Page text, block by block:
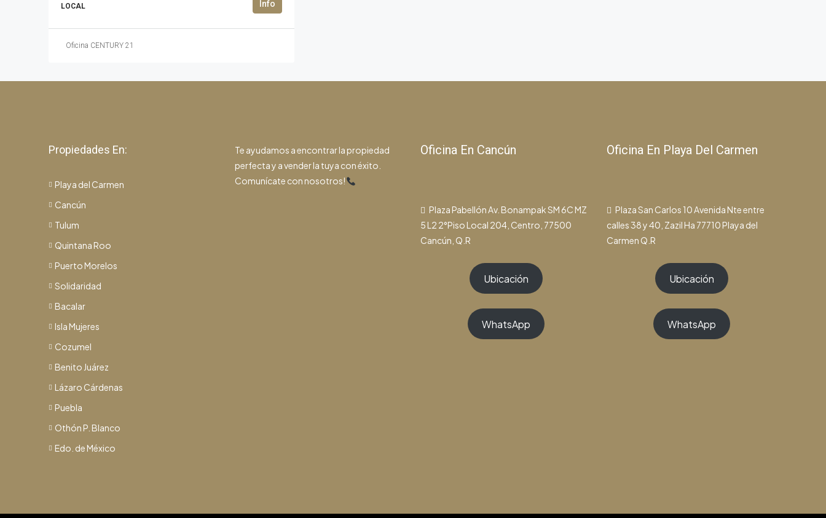
LOCAL
Oficina CENTURY 21
Propiedades En:
Playa del Carmen
Cancún
Tulum
Quintana Roo
Puerto Morelos
Solidaridad
Bacalar
Isla Mujeres
Cozumel
Benito Juárez
Lázaro Cárdenas
Puebla
Othón P. Blanco
Edo. de México
Te ayudamos a encontrar la propiedad
perfecta y a vender la tuya con éxito.
Comunícate con nosotros!
Oficina En Cancún
Plaza Pabellón Av. Bonampak SM 6C MZ
5 L2 2°Piso Local 204, Centro, 77500
Cancún, Q.R
Ubicación
WhatsApp
Oficina En Playa Del Carmen
Plaza San Carlos 10 Avenida Nte entre
calles 38 y 40, Zazil Ha 77710 Playa del
Carmen Q.R
Ubicación
WhatsApp